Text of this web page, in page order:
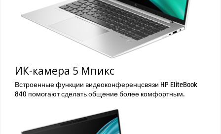
ИК-камера 5 Мпикс
Встроенные функции видеоконференцсвязи HP EliteBook
840 помогают сделать общение более комфортным.